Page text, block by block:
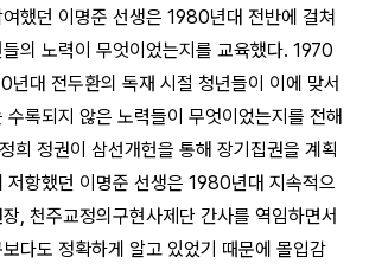
했던 이명준 선생은 1980년대 전반에 걸쳐
의 노력이 무엇이었는지를 교육했다. 1970
년대 전두환의 독재 시절 청년들이 이에 맞서
수록되지 않은 노력들이 무엇이었는지를 전해
희 정권이 삼선개헌을 통해 장기집권을 계획
저항했던 이명준 선생은 1980년대 지속적으
, 천주교정의구현사제단 간사를 역임하면서
다도 정확하게 알고 있었기 때문에 몰입감